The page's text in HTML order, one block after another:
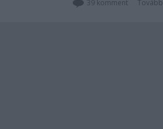
Tovább
39komment